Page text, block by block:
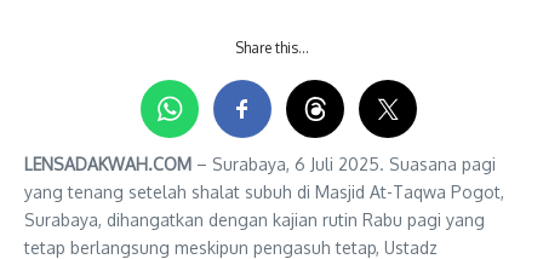
Share this…
LENSADAKWAH.COM – Surabaya, 6 Juli 2025. Suasana pagi
yang tenang setelah shalat subuh di Masjid At-Taqwa Pogot,
Surabaya, dihangatkan dengan kajian rutin Rabu pagi yang
tetap berlangsung meskipun pengasuh tetap, Ustadz